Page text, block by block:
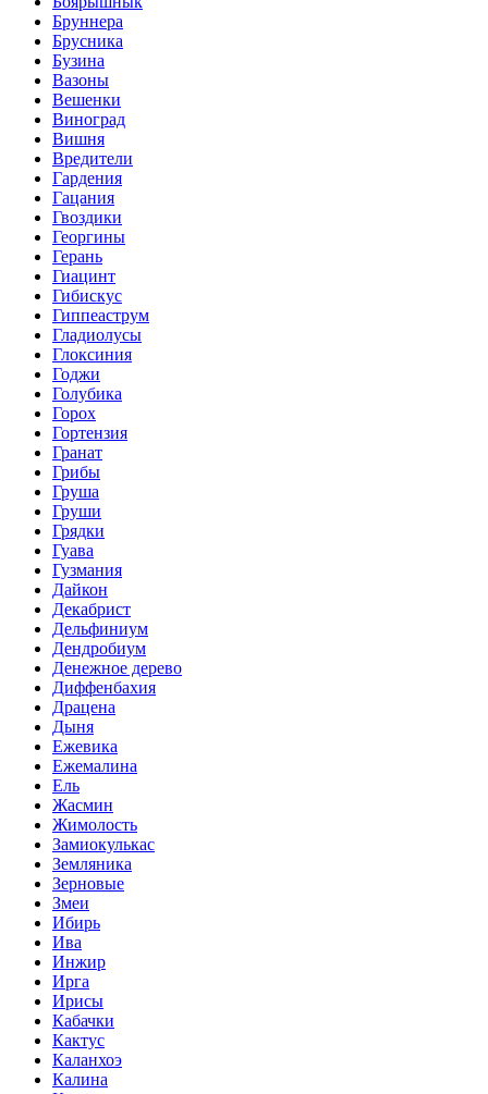
Бруннера
Брусника
Бузина
Вазоны
Вешенки
Виноград
Вишня
Вредители
Гардения
Гацания
Гвоздики
Георгины
Герань
Гиацинт
Гибискус
Гиппеаструм
Гладиолусы
Глоксиния
Годжи
Голубика
Горох
Гортензия
Гранат
Грибы
Груша
Груши
Грядки
Гуава
Гузмания
Дайкон
Декабрист
Дельфиниум
Дендробиум
Денежное дерево
Диффенбахия
Драцена
Дыня
Ежевика
Ежемалина
Ель
Жасмин
Жимолость
Замиокулькас
Земляника
Зерновые
Змеи
Ибирь
Ива
Инжир
Ирга
Ирисы
Кабачки
Кактус
Каланхоэ
Калина